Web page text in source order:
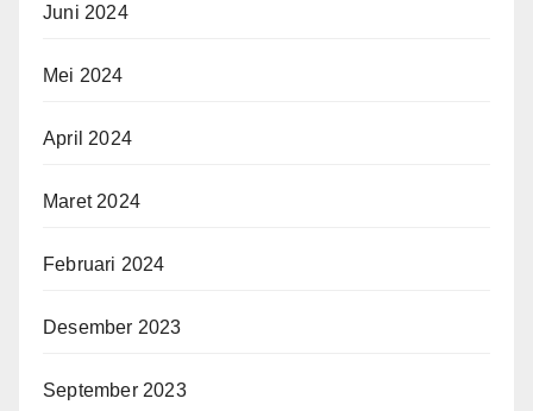
Juni 2024
Mei 2024
April 2024
Maret 2024
Februari 2024
Desember 2023
September 2023